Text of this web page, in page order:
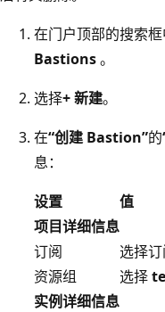
在门户顶部的搜索框
Bastions。
选择+ 新建。
在“创建 Bastion”的
息：
设置
值
项目详细信息
订阅
选择订
资源组
选择
实例详细信息